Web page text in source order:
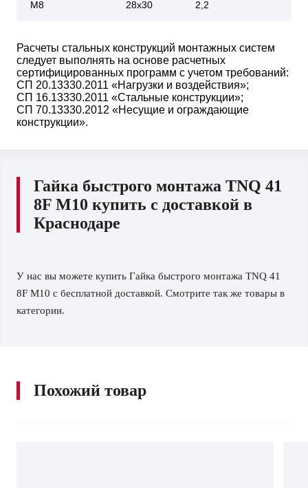
М8 28х30 2,2
Расчеты стальных конструкций монтажных систем
следует выполнять на основе расчетных
сертифицированных программ с учетом требований:
СП 20.13330.2011 «Нагрузки и воздействия»;
СП 16.13330.2011 «Стальные конструкции»;
СП 70.13330.2012 «Несущие и ограждающие
конструкции».
Гайка быстрого монтажа TNQ 41
8F M10 купить с доставкой в
Краснодаре
У нас вы можете купить Гайка быстрого монтажа TNQ 41
8F M10 с бесплатной доставкой. Смотрите так же товары в
категории.
Похожий товар